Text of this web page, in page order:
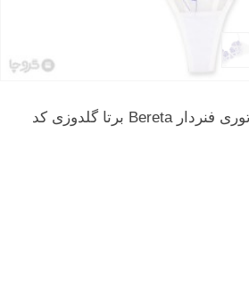
ست شورت و سوتین توری فنردار Bereta برتا گلدوزی کد